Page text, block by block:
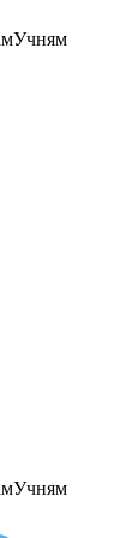
Учням
Учням